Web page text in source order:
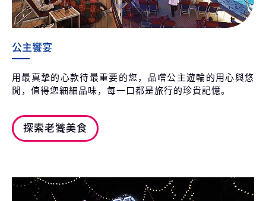
公主饗宴
用最真摯的心款待最重要的您，品嚐公主遊輪的用心與悠
閒，值得您細細品味，每一口都是旅行的珍貴記憶。
探索老饕美食